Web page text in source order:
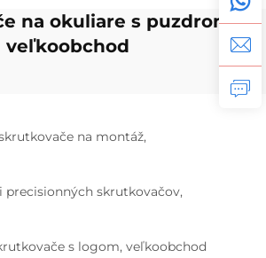
na okuliare s puzdrom,
veľkoobchod
na montáž,
precisionných skrutkovačov,
s logom, veľkoobchod